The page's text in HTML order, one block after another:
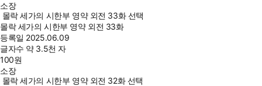
소장
몰락 세가의 시한부 영약 외전 33화 선택
몰락 세가의 시한부 영약 외전 33화
등록일 2025.06.09
글자수 약 3.5천 자
100원
소장
몰락 세가의 시한부 영약 외전 32화 선택